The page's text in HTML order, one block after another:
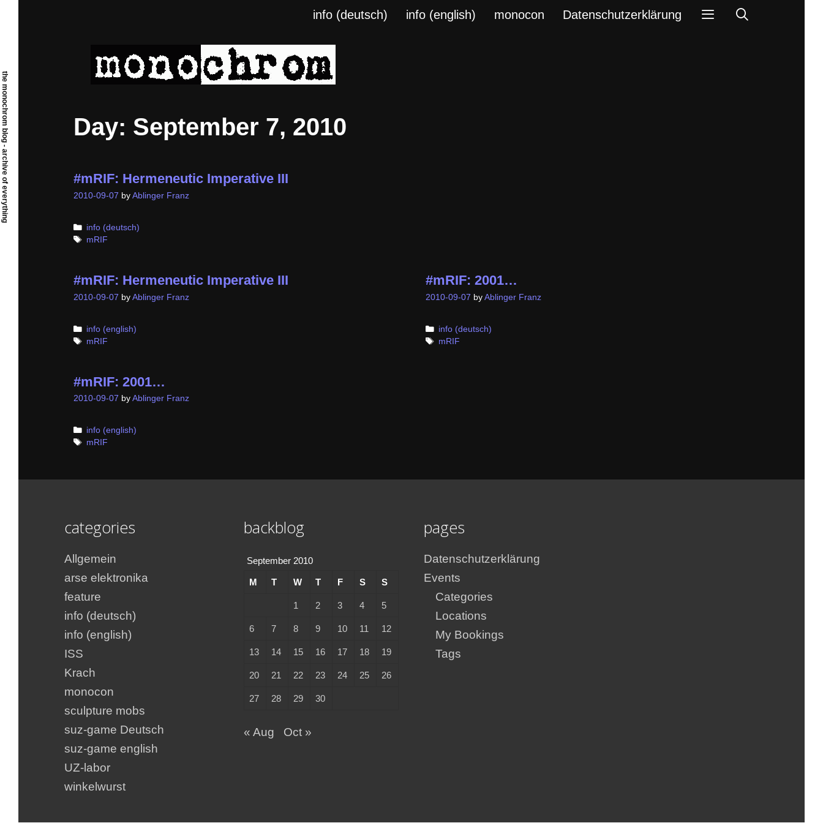
info (deutsch) info (english) monocon Datenschutzerklärung
Day: September 7, 2010
#mRIF: Hermeneutic Imperative III
2010-09-07 by Ablinger Franz
Categories
info (deutsch)
Tags
mRIF
#mRIF: Hermeneutic Imperative III
2010-09-07 by Ablinger Franz
Categories
info (english)
Tags
mRIF
#mRIF: 2001…
2010-09-07 by Ablinger Franz
Categories
info (deutsch)
Tags
mRIF
#mRIF: 2001…
2010-09-07 by Ablinger Franz
Categories
info (english)
Tags
mRIF
categories
Allgemein
arse elektronika
feature
info (deutsch)
info (english)
ISS
Krach
monocon
sculpture mobs
suz-game Deutsch
suz-game english
UZ-labor
winkelwurst
backblog
September 2010
M T W T F S S
1 2 3 4 5
6 7 8 9 10 11 12
13 14 15 16 17 18 19
20 21 22 23 24 25 26
27 28 29 30
« Aug Oct »
pages
Datenschutzerklärung
Events
Categories
Locations
My Bookings
Tags
the monochrom blog - archive of everything